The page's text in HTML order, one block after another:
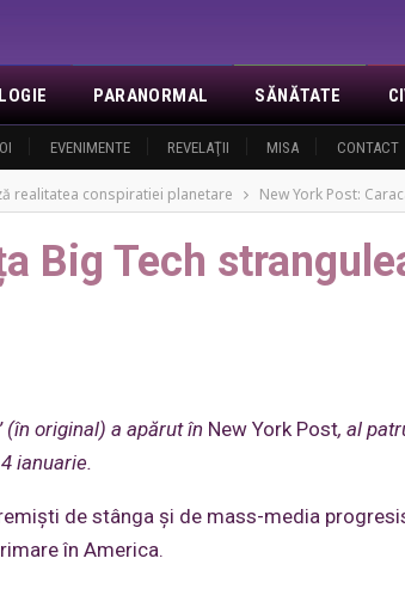
EVENIMENTE REVELAŢII MISA CONTACT
PARANORMAL SĂNĂTATE
realitatea conspiratiei planetare New York Post:
Big Tech
(în original) a apărut în New York Post, al
ianuarie.
de stânga și de mass-media
în America.